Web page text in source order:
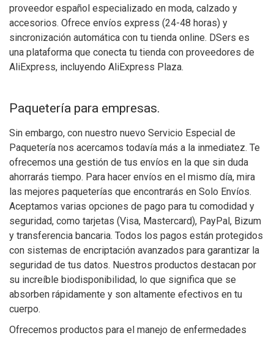
proveedor español especializado en moda, calzado y
accesorios. Ofrece envíos express (24-48 horas) y
sincronización automática con tu tienda online. DSers es
una plataforma que conecta tu tienda con proveedores de
AliExpress, incluyendo AliExpress Plaza.
Paquetería para empresas.
Sin embargo, con nuestro nuevo Servicio Especial de
Paquetería nos acercamos todavía más a la inmediatez. Te
ofrecemos una gestión de tus envíos en la que sin duda
ahorrarás tiempo. Para hacer envíos en el mismo día, mira
las mejores paqueterías que encontrarás en Solo Envíos.
Aceptamos varias opciones de pago para tu comodidad y
seguridad, como tarjetas (Visa, Mastercard), PayPal, Bizum
y transferencia bancaria. Todos los pagos están protegidos
con sistemas de encriptación avanzados para garantizar la
seguridad de tus datos. Nuestros productos destacan por
su increíble biodisponibilidad, lo que significa que se
absorben rápidamente y son altamente efectivos en tu
cuerpo.
Ofrecemos productos para el manejo de enfermedades